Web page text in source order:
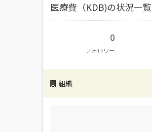
医療費（KDB)の状況一覧
フォロワー
0
組織